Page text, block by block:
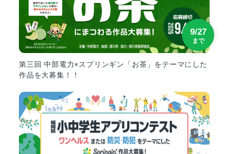
第三回 中部電力×スプリンギン「お茶」をテーマにした
作品を大募集！！
9/27
まで